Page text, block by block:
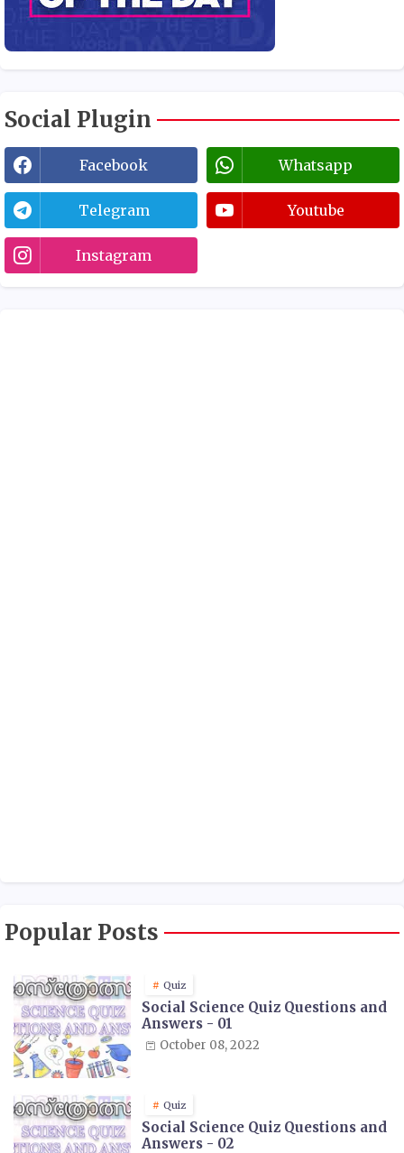
Social Plugin
Facebook Whatsapp
Telegram Youtube
Instagram
Popular Posts
Quiz
Social Science Quiz Questions and
Answers - 01
October 08, 2022
Quiz
Social Science Quiz Questions and
Answers - 02